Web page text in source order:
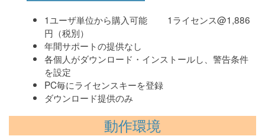
1ユーザ単位から購入可能 1ライセンス@1,886
円（税別）
年間サポートの提供なし
各個人がダウンロード・インストールし、警告条件
を設定
PC毎にライセンスキーを登録
ダウンロード提供のみ
動作環境